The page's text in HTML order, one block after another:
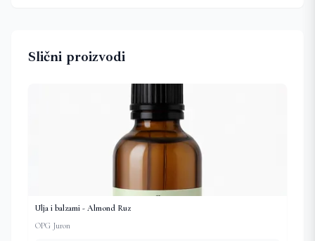
Slični proizvodi
Ulja i balzami - Almond Ruz
OPG Juron